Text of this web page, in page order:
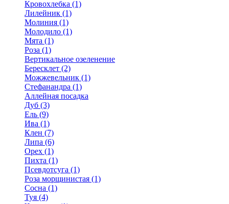
Кровохлебка (1)
Лилейник (1)
Молиния (1)
Молодило (1)
Мята (1)
Роза (1)
Вертикальное озеленение
Бересклет (2)
Можжевельник (1)
Стефанандра (1)
Аллейная посадка
Дуб (3)
Ель (9)
Ива (1)
Клен (7)
Липа (6)
Орех (1)
Пихта (1)
Псевдотсуга (1)
Роза морщинистая (1)
Сосна (1)
Туя (4)